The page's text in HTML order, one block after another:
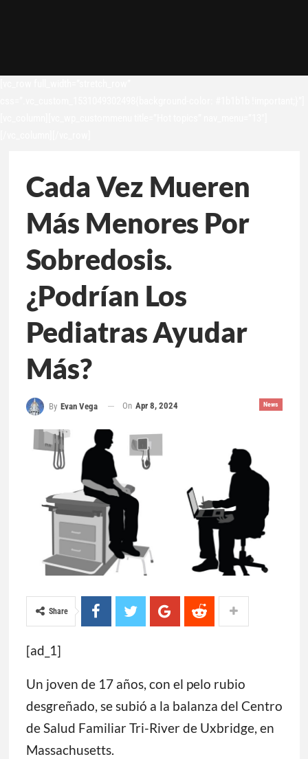
Cada Vez Mueren
Más Menores Por
Sobredosis.
¿Podrían Los
Pediatras Ayudar
Más?
News
By Evan Vega On Apr 8, 2024
Share
[ad_1]
Un joven de 17 años, con el pelo rubio
desgreñado, se subió a la balanza del Centro
de Salud Familiar Tri-River de Uxbridge, en
Massachusetts.